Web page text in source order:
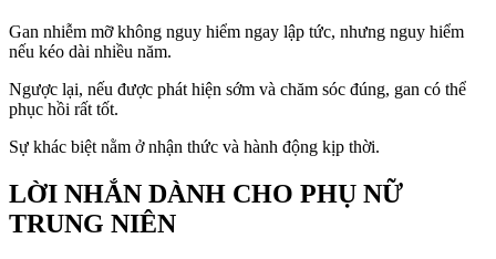
Gan nhiễm mỡ không nguy hiểm ngay lập tức, nhưng nguy hiểm
nếu kéo dài nhiều năm.
Ngược lại, nếu được phát hiện sớm và chăm sóc đúng, gan có thể
phục hồi rất tốt.
Sự khác biệt nằm ở nhận thức và hành động kịp thời.
LỜI NHẮN DÀNH CHO PHỤ NỮ
TRUNG NIÊN